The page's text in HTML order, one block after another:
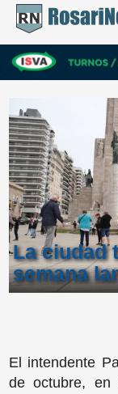
La ciudad
semana
El intendente
de octubre, en